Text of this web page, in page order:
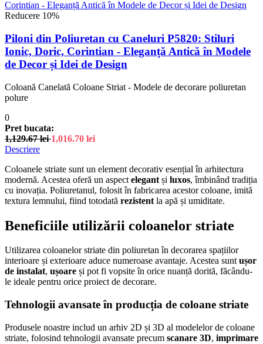
Reducere 10%
Piloni din Poliuretan cu Caneluri P5820: Stiluri
Ionic, Doric, Corintian - Eleganță Antică în Modele
de Decor și Idei de Design
Coloană Canelată Coloane Striat - Modele de decorare poliuretan
polure
0
Pret bucata:
1,129.67lei 1,016.70 lei
Descriere
Coloanele striate sunt un element decorativ esențial în arhitectura
modernă. Acestea oferă un aspect elegant și luxos, îmbinând tradiția
cu inovația. Poliuretanul, folosit în fabricarea acestor coloane, imită
textura lemnului, fiind totodată rezistent la apă și umiditate.
Beneficiile utilizării coloanelor striate
Utilizarea coloanelor striate din poliuretan în decorarea spațiilor
interioare și exterioare aduce numeroase avantaje. Acestea suntușor
de instalat, ușoare și pot fi vopsite în orice nuanță dorită, făcându-
le ideale pentru orice proiect de decorare.
Tehnologii avansate în producția de coloane striate
Produsele noastre includ un arhiv 2D și 3D al modelelor de coloane
striate, folosind tehnologii avansate precum scanare 3D, imprimare